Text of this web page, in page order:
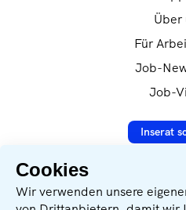
Über
Für
Job-
Job-
Inserat
DSVGO-
Cookies
Wir verwenden unsere